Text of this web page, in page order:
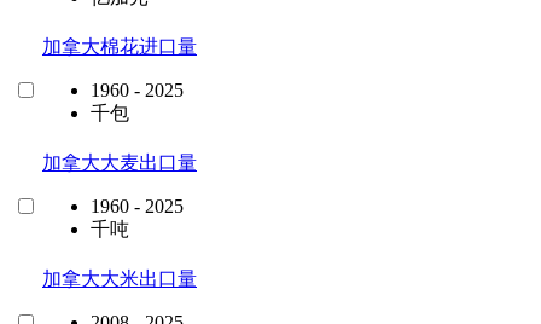
加拿大棉花进口量
1960 - 2025
千包
加拿大大麦出口量
1960 - 2025
千吨
加拿大大米出口量